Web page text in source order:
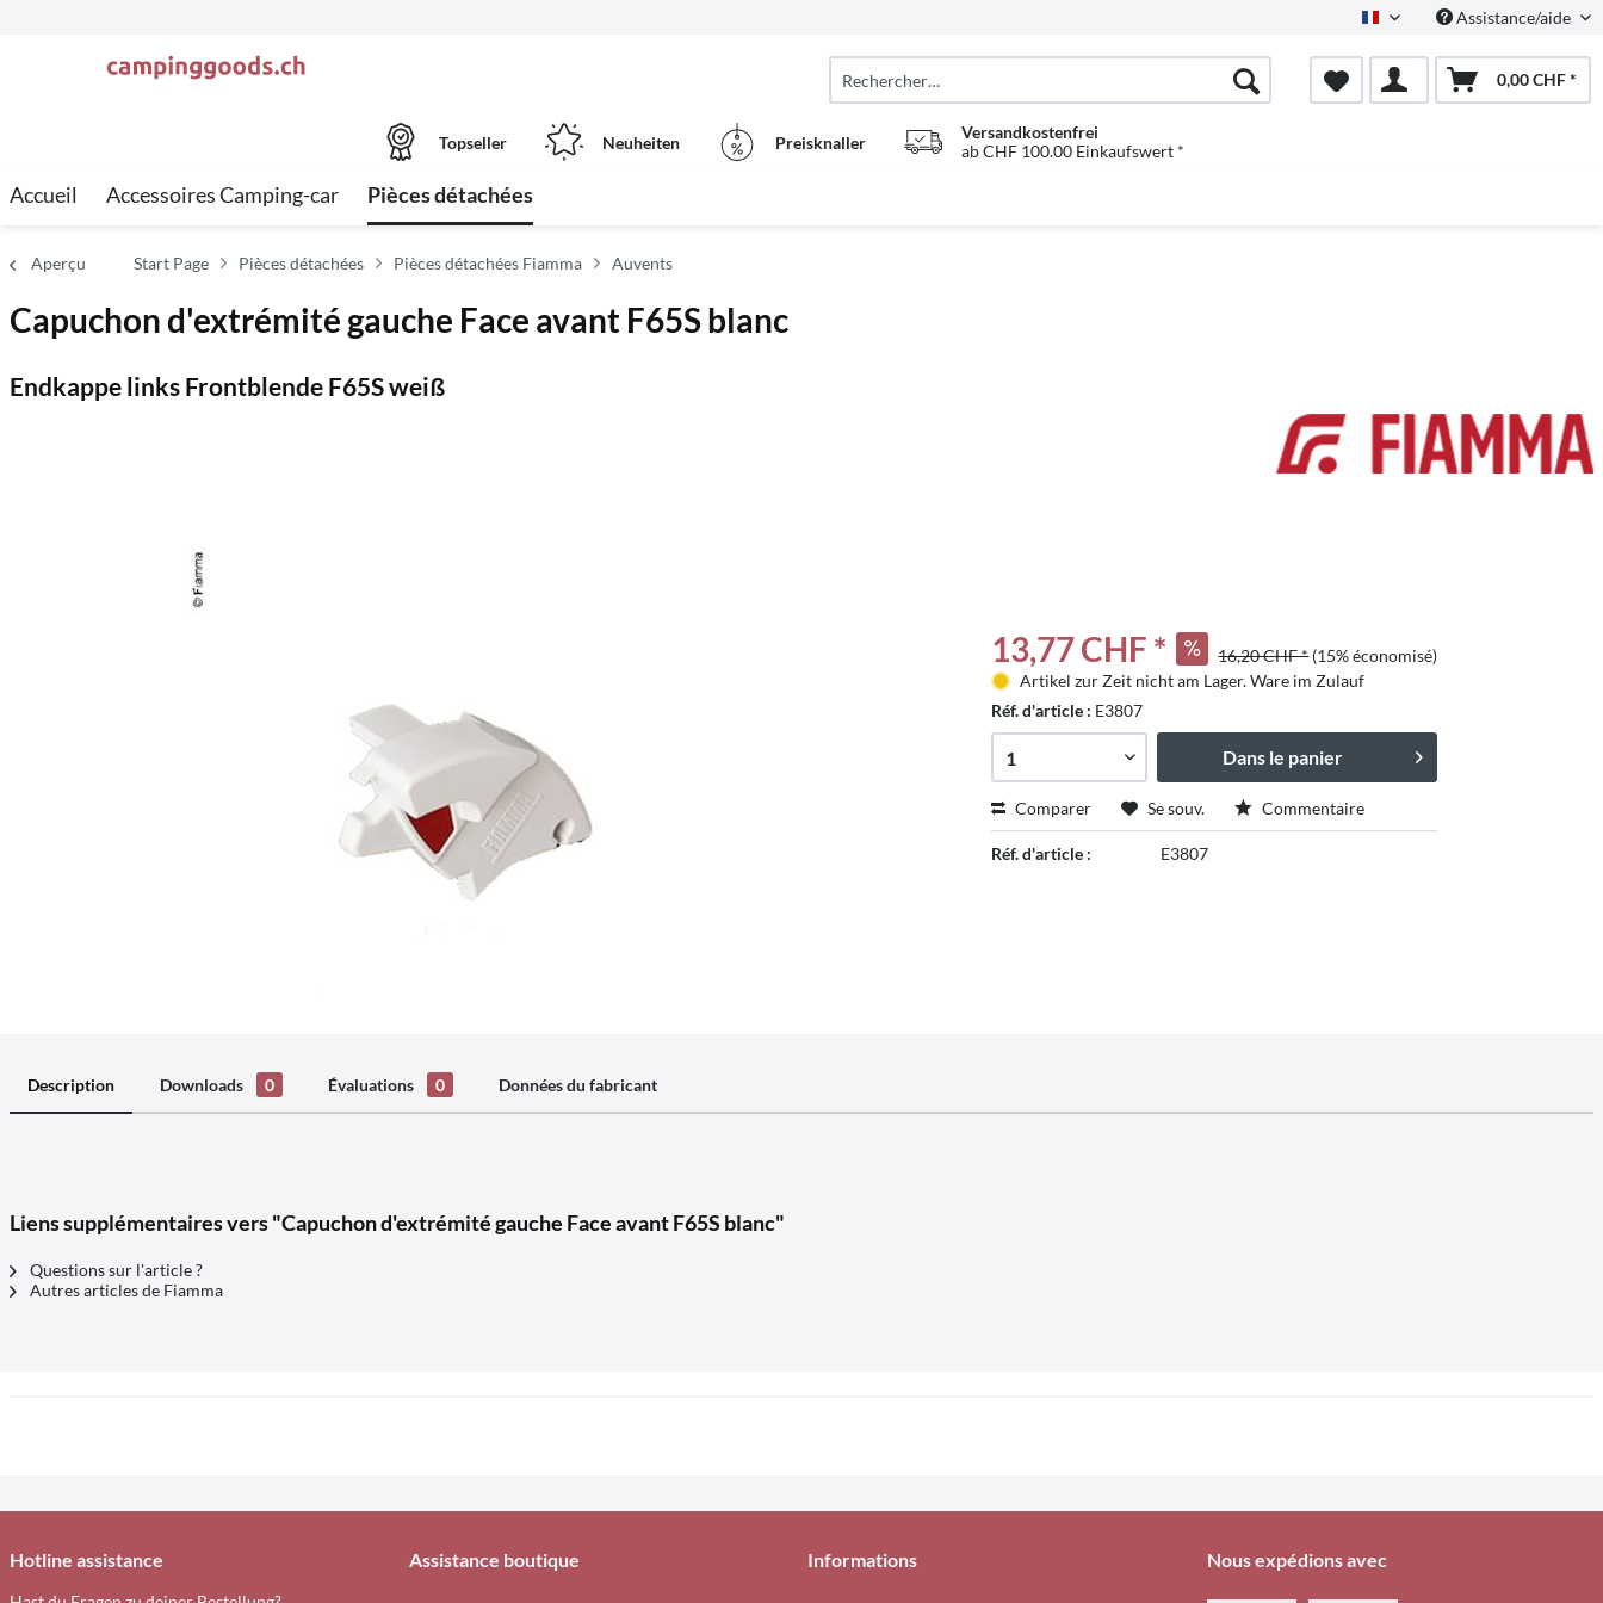
FranzösischAssistance/aide
0,00 CHF *
Topseller Neuheiten Preisknaller
Versandkostenfrei
ab CHF 100.00 Einkaufswert *
Accueil Accessoires Camping-car Pièces détachées
Aperçu Start Page Pièces détachées Pièces détachées Fiamma Auvents
Capuchon d'extrémité gauche Face avant F65S blanc
Endkappe links Frontblende F65S weiß
13,77 CHF * 16,20 CHF * (15% économisé)
Artikel zur Zeit nicht am Lager. Ware im Zulauf
Réf. d'article : E3807
Dans le panier
Comparer Se souv. Commentaire
Réf. d'article : E3807
Description Downloads 0 Évaluations 0 Données du fabricant
Liens supplémentaires vers "Capuchon d'extrémité gauche Face avant F65S blanc"
Questions sur l'article ?
Autres articles de Fiamma
Hotline assistance Assistance boutique Informations Nous expédions avec